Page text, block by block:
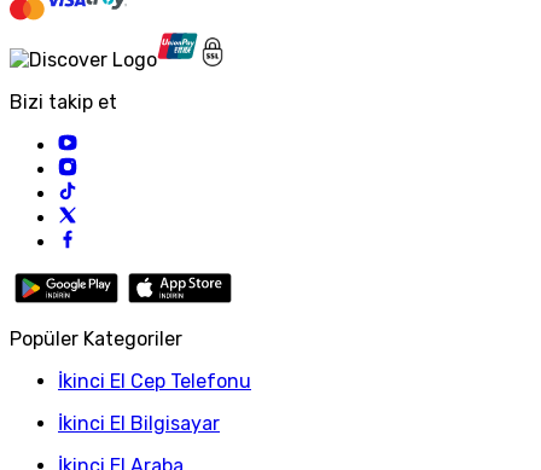
Bizi takip et
Popüler Kategoriler
İkinci El Cep Telefonu
İkinci El Bilgisayar